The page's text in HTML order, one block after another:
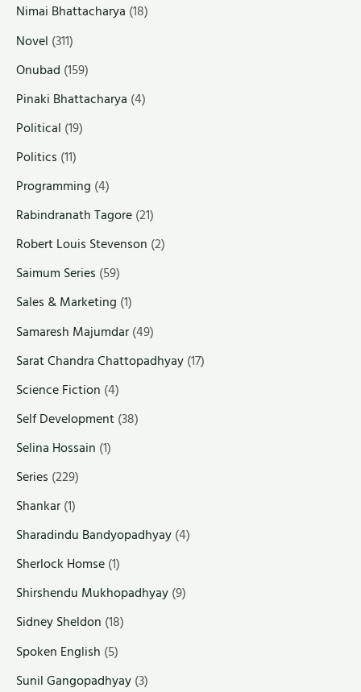
Nimai Bhattacharya (18)
Novel (311)
Onubad (159)
Pinaki Bhattacharya (4)
Political (19)
Politics (11)
Programming (4)
Rabindranath Tagore(21)
Robert Louis Stevenson (2)
Saimum Series (59)
Sales & Marketing (1)
Samaresh Majumdar(49)
Sarat Chandra Chattopadhyay(17)
Science Fiction (4)
Self Development(38)
Selina Hossain (1)
Series (229)
Shankar(1)
Sharadindu Bandyopadhyay(4)
Sherlock Homse(1)
Shirshendu Mukhopadhyay(9)
Sidney Sheldon (18)
Spoken English (5)
Sunil Gangopadhyay(3)